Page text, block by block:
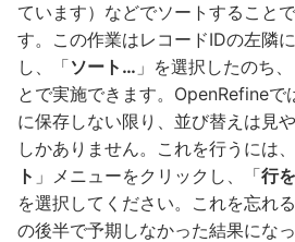
ています）などでソートすること
す。この作業はレコードIDの左隣
し、「ソート… 」を選択したのち
とで実施できます。OpenRefineで
に保存しない限り、並び替えは見
しかありません。これを行うには
ト 」メニューをクリックし、「行
を選択してください。これを忘れ
の後半で予期しなかった結果にな